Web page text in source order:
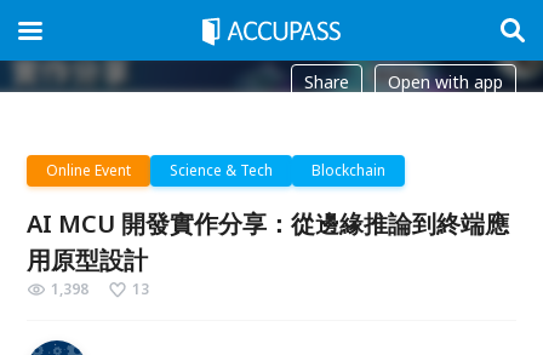
Share Open with app
Online Event Science & Tech Blockchain
AI MCU 開發實作分享：從邊緣推論到終端應
用原型設計
1,398 13